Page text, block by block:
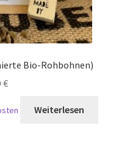
Bio-Rohbohnen)
€
Weiterlesen